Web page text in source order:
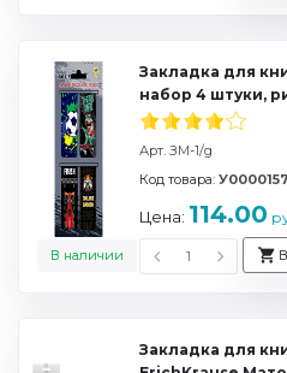
Закладка для
набор 4 штуки,
Арт. ЗМ-1/g
В наличии
Код товара:
Цена: 114.00
Закладка для